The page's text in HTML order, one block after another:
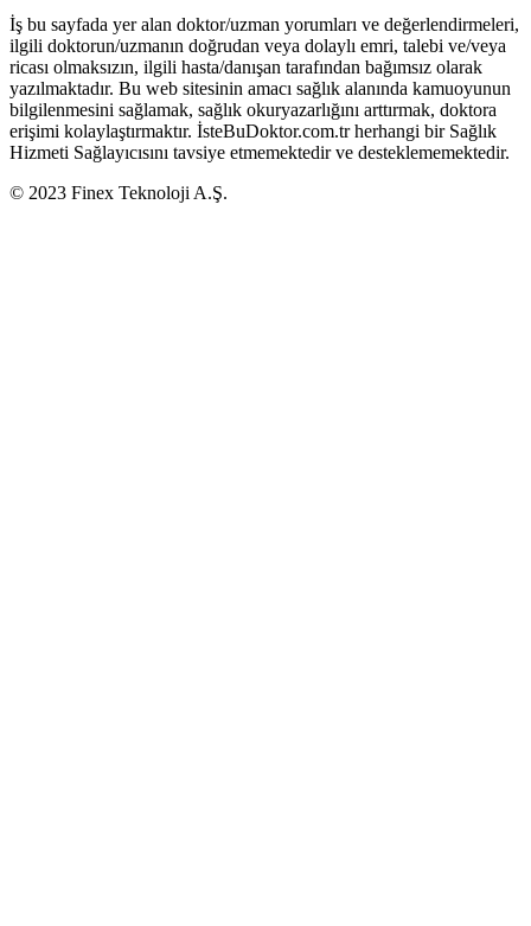
İş bu sayfada yer alan doktor/uzman yorumları ve değerlendirmeleri,
ilgili doktorun/uzmanın doğrudan veya dolaylı emri, talebi ve/veya
ricası olmaksızın, ilgili hasta/danışan tarafından bağımsız olarak
yazılmaktadır. Bu web sitesinin amacı sağlık alanında kamuoyunun
bilgilenmesini sağlamak, sağlık okuryazarlığını arttırmak, doktora
erişimi kolaylaştırmaktır. İsteBuDoktor.com.tr herhangi bir Sağlık
Hizmeti Sağlayıcısını tavsiye etmemektedir ve desteklememektedir.
© 2023 Finex Teknoloji A.Ş.